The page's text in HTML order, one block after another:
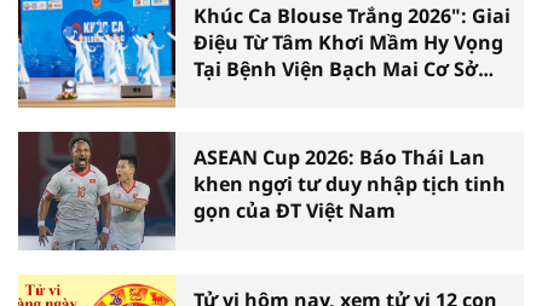
Khúc Ca Blouse Trắng 2026": Giai
Điệu Từ Tâm Khơi Mầm Hy Vọng
Tại Bệnh Viện Bạch Mai Cơ Sở
ASEAN Cup 2026: Báo Thái Lan
khen ngợi tư duy nhập tịch tinh
gọn của ĐT Việt Nam
Tử vi hôm nay, xem tử vi 12 con